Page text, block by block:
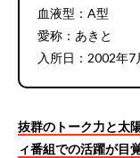
血液型：A型
愛称：あきと
入所日：2002年7
抜群のトーク力と太
ィ番組での活躍が目